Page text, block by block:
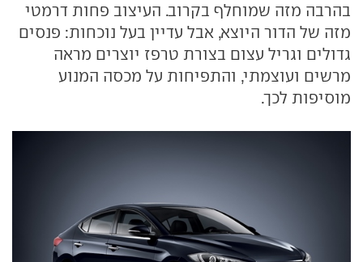
בהרבה מזה שמוחלף בקרוב. העיצוב פחות דרמטי
מזה של הדור היוצא, אבל עדיין בעל נוכחות: פנסים
גדולים וגריל עצום בצורת טרפז יוצרים מראה
מרשים ועוצמתי, והתפיחות על מכסה המנוע
מוסיפות לכך.